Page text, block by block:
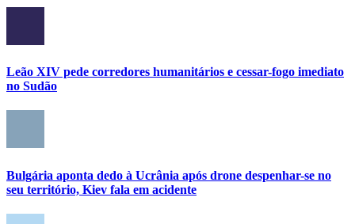
Leão XIV pede corredores humanitários e cessar-fogo imediato
no Sudão
Bulgária aponta dedo à Ucrânia após drone despenhar-se no
seu território, Kiev fala em acidente